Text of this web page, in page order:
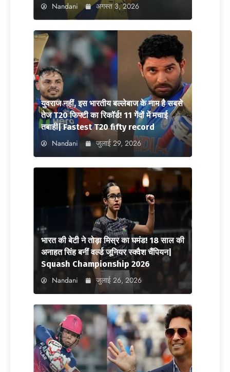
Nandani अगस्त 3, 2026
युवराज नहीं, इस भारतीय बल्लेबाज के नाम है सबसे
तेज T20 फिफ्टी का रिकॉर्ड! 11 गेंदों में मचाई
तबाही| Fastest T20 fifty record
Nandani जुलाई 29, 2026
भारत की बेटी ने तोड़ा मिस्र का घमंड! 18 साल की
अनाहत सिंह बनीं वर्ल्ड जूनियर स्क्वैश चैंपियन|
Squash Championship 2026
Nandani जुलाई 26, 2026